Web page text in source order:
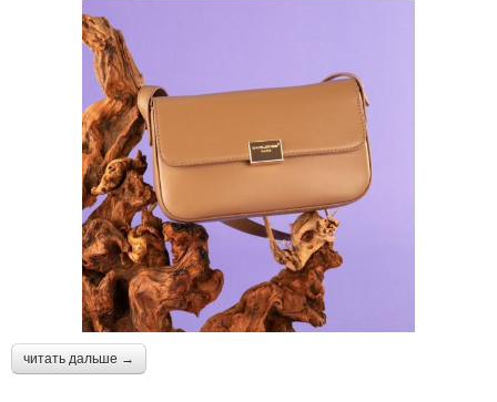
читать дальше →